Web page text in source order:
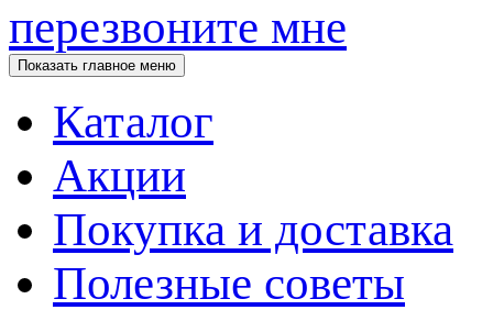
перезвоните мне
Показать главное меню
Каталог
Акции
Покупка и доставка
Полезные советы